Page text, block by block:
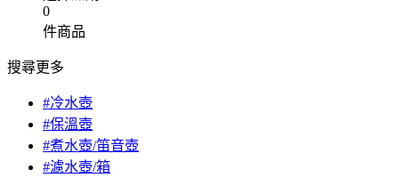
0
件商品
搜尋更多
#冷水壺
#保溫壺
#煮水壺/笛音壺
#濾水壺/箱